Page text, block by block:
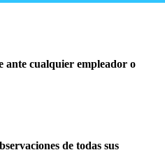
ante cualquier empleador o
de todas sus